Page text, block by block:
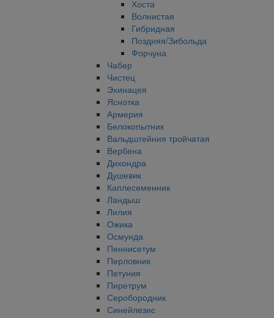
Хоста
Волнистая
Гибридная
Поздняя/Зибольда
Форчуна
Чабер
Чистец
Эхинацея
Яснотка
Армерия
Белокопытник
Вальдштейния тройчатая
Вербена
Дихондра
Душевик
Каплесеменник
Ландыш
Лилия
Ожика
Осмунда
Пеннисетум
Перловник
Петуния
Пиретрум
Серобородник
Синейлезис